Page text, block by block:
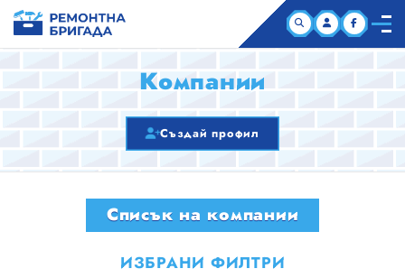
КОМПАНИИ
ЗА НАС
Компании
Създай профил
Списък на компании
ИЗБРАНИ ФИЛТРИ